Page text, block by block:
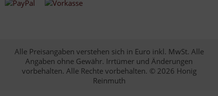
Alle Preisangaben verstehen sich in Euro inkl. MwSt. Alle
Angaben ohne Gewähr. Irrtümer und Änderungen
vorbehalten. Alle Rechte vorbehalten. © 2026 Honig
Reinmuth